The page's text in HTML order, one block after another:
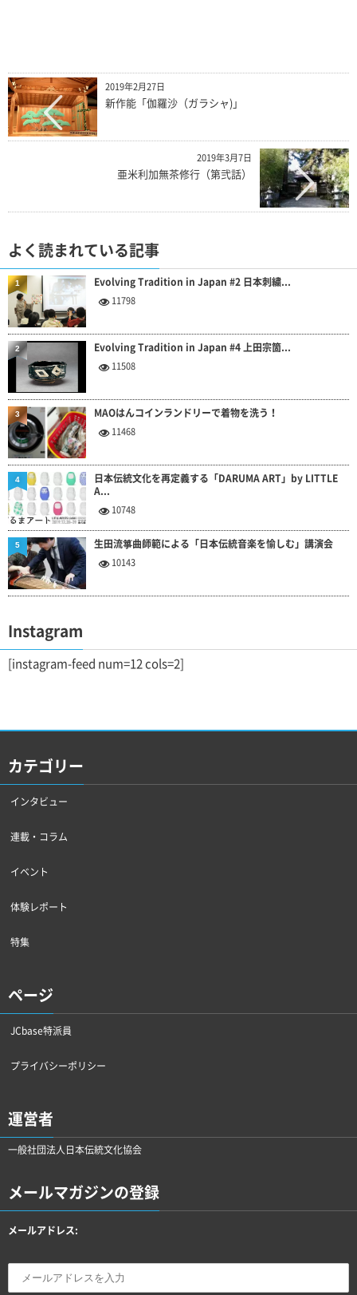
2019年2月27日
新作能「伽羅沙（ガラシャ)」
2019年3月7日
亜米利加無茶修行（第弐話）
よく読まれている記事
Evolving Tradition in Japan #2 日本刺繍...
11798
1
Evolving Tradition in Japan #4 上田宗箇...
11508
2
MAOはんコインランドリーで着物を洗う！
11468
3
日本伝統文化を再定義する「DARUMA ART」by LITTLE
A...
10748
4
生田流箏曲師範による「日本伝統音楽を愉しむ」講演会
10143
5
Instagram
[instagram-feed num=12 cols=2]
カテゴリー
インタビュー
連載・コラム
イベント
体験レポート
特集
ページ
JCbase特派員
プライバシーポリシー
運営者
一般社団法人日本伝統文化協会
メールマガジンの登録
メールアドレス: